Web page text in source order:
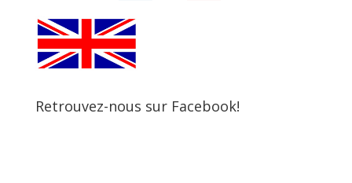
Retrouvez-nous sur Facebook!